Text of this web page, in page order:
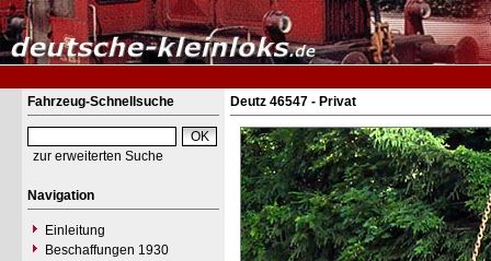
Fahrzeug-Schnellsuche
zur erweiterten Suche
Navigation
Einleitung
Beschaffungen 1930
Deutz 46547 - Privat